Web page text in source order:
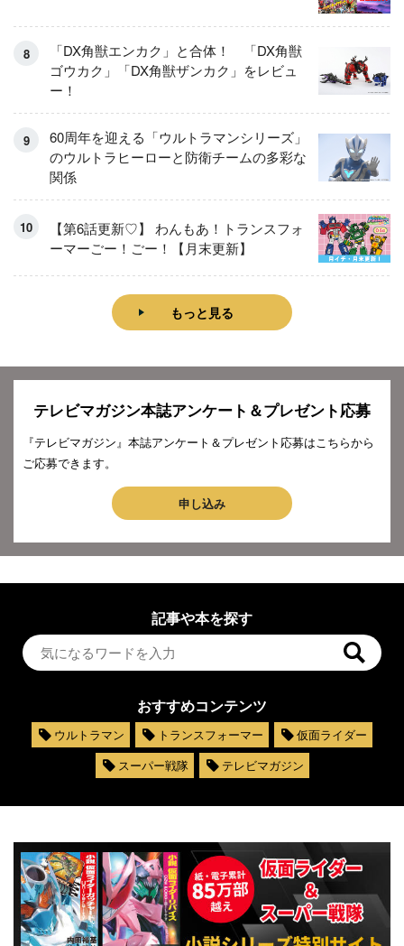
「DX角獣エンカク」と合体！ 「DX角獣
ゴウカク」「DX角獣ザンカク」をレビュ
ー！
60周年を迎える「ウルトラマンシリーズ」
のウルトラヒーローと防衛チームの多彩な
関係
【第6話更新♡】 わんもあ！トランスフォ
ーマーごー！ごー！【月末更新】
もっと見る
テレビマガジン本誌アンケート＆プレゼント応募
『テレビマガジン』本誌アンケート＆プレゼント応募はこちらから
ご応募できます。
申し込み
記事や本を探す
おすすめコンテンツ
ウルトラマン トランスフォーマー
仮面ライダー
スーパー戦隊
テレビマガジン